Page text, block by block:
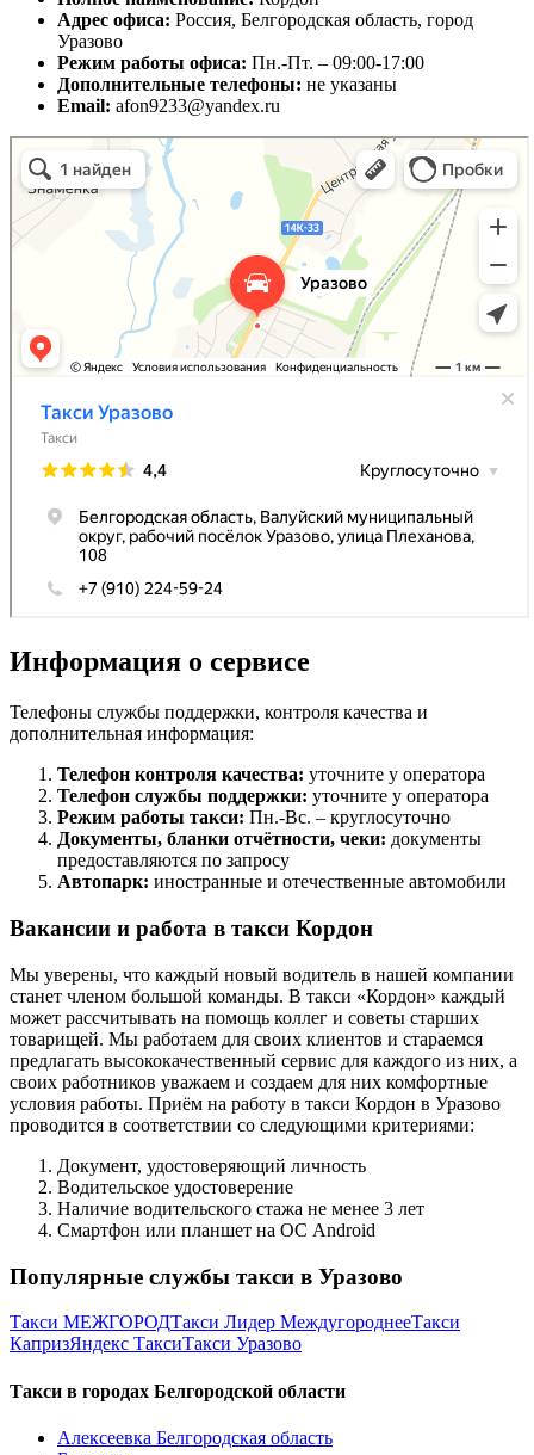
Адрес офиса: Россия, Белгородская область, город
Уразово
Режим работы офиса: Пн.-Пт. – 09:00-17:00
Дополнительные телефоны: не указаны
Email: afon9233@yandex.ru
Информация о сервисе
Телефоны службы поддержки, контроля качества и
дополнительная информация:
Телефон контроля качества: уточните у оператора
Телефон службы поддержки: уточните у оператора
Режим работы такси: Пн.-Вс. – круглосуточно
Документы, бланки отчётности, чеки: документы
предоставляются по запросу
Автопарк: иностранные и отечественные автомобили
Вакансии и работа в такси Кордон
Мы уверены, что каждый новый водитель в нашей компании
станет членом большой команды. В такси «Кордон» каждый
может рассчитывать на помощь коллег и советы старших
товарищей. Мы работаем для своих клиентов и стараемся
предлагать высококачественный сервис для каждого из них, а
своих работников уважаем и создаем для них комфортные
условия работы. Приём на работу в такси Кордон в Уразово
проводится в соответствии со следующими критериями:
Документ, удостоверяющий личность
Водительское удостоверение
Наличие водительского стажа не менее 3 лет
Смартфон или планшет на ОС Android
Популярные службы такси в Уразово
Такси МЕЖГОРОДТакси Лидер МеждугороднееТакси
КапризЯндекс ТаксиТакси Уразово
Такси в городах Белгородской области
Алексеевка Белгородская область